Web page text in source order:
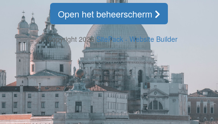
Open het beheerscherm
© Copyright 2026SitePack - Website Builder